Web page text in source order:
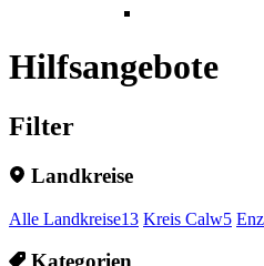
Hilfsangebote
Filter
Landkreise
Alle Landkreise13 Kreis Calw5
Kategorien